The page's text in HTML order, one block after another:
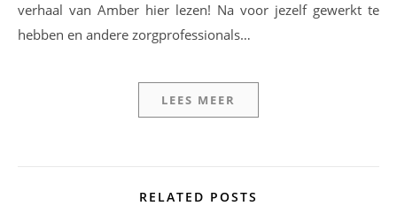
verhaal van Amber hier lezen! Na voor jezelf gewerkt te
hebben en andere zorgprofessionals…
LEES MEER
RELATED POSTS